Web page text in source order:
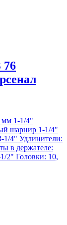
76
мм 1-1/4"
шарнир 1-1/4"
1/4" Удлинители:
в держателе:
2" Головки: 10,